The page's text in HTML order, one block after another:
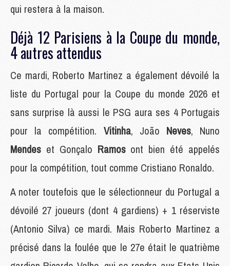
qui restera à la maison.
Déjà 12 Parisiens à la Coupe du monde,
4 autres attendus
Ce mardi, Roberto Martinez a également dévoilé la
liste du Portugal pour la Coupe du monde 2026 et
sans surprise là aussi le PSG aura ses 4 Portugais
pour la compétition. Vitinha, João Neves, Nuno
Mendes et Gonçalo Ramos ont bien été appelés
pour la compétition, tout comme Cristiano Ronaldo.
A noter toutefois que le sélectionneur du Portugal a
dévoilé 27 joueurs (dont 4 gardiens) + 1 réserviste
(Antonio Silva) ce mardi. Mais Roberto Martinez a
précisé dans la foulée que le 27e était le quatrième